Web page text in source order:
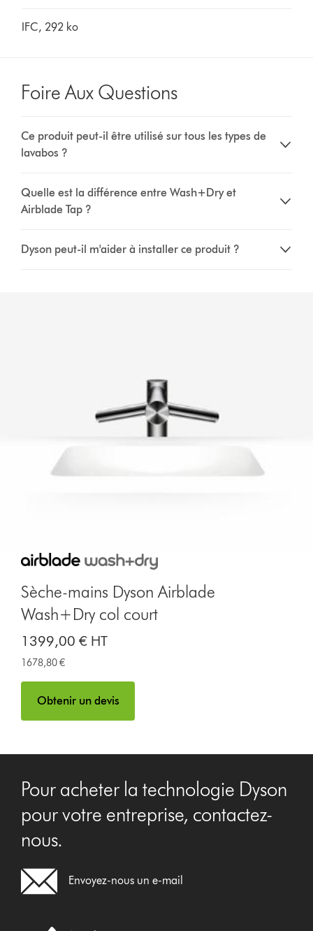
IFC, 292 ko
Foire Aux Questions
Ce produit peut-il être utilisé sur tous les types de
lavabos ?
Quelle est la différence entre Wash+Dry et
Airblade Tap ?
Dyson peut-il m'aider à installer ce produit ?
Sèche-mains Dyson Airblade
Wash+Dry col court
1399,00 € HT
1678,80 €
Obtenir un devis
Pour acheter la technologie Dyson
pour votre entreprise, contactez-
nous.
Envoyez-nous un e-mail